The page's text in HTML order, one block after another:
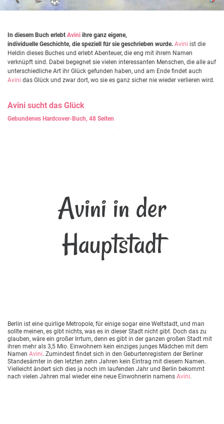
In diesem Buch erlebt Avini ihre ganz eigene,
individuelle Geschichte, die speziell für sie geschrieben wurde. Avini ist die
Heldin dieses Buches und erlebt Abenteuer, die eng mit ihrem Namen
verknüpft sind. Dabei begegnet sie vielen interessanten Menschen, die alle auf
unterschiedliche Art ihr Glück gefunden haben, und am Ende findet auch
Avini das Glück und zwar dort, wo sie es ganz sicher nie wieder verlieren wird.
Avini sucht das Glück
Gebundenes Hardcover-Buch, 48 Seiten
Avini in der
Hauptstadt
Berlin ist eine quirlige Metropole, für einige sogar eine Weltstadt, und man
sollte meinen, es gibt nichts, was es in dieser Stadt nicht gibt. Doch das zu
glauben, wäre ein großer Irrtum, denn es gibt in der ganzen großen Stadt mit
ihren mehr als 3,5 Mio. Einwohnern kein einziges junges Mädchen mit dem
Namen Avini. Zumindest findet sich in den Geburtenregistern der Berliner
Standesämter in den letzten zehn Jahren kein Eintrag mit diesem Namen.
Vielleicht ändert sich dies ja noch im laufenden Jahr und Berlin bekommt
nach vielen Jahren mal wieder eine neue Einwohnerin namens Avini.